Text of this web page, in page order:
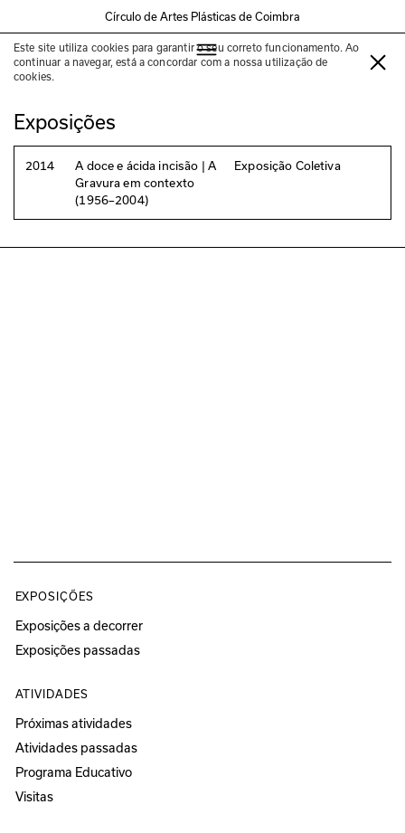
Círculo de Artes Plásticas de Coimbra
Este site utiliza cookies para garantir o seu correto funcionamento. Ao
continuar a navegar, está a concordar com a nossa utilização de
cookies.
Rogério Ribeiro
Exposições
2014
A doce e ácida incisão | A
Gravura em contexto
(1956–2004)
Exposição Coletiva
EXPOSIÇÕES
Exposições a decorrer
Exposições passadas
ATIVIDADES
Próximas atividades
Atividades passadas
Programa Educativo
Visitas